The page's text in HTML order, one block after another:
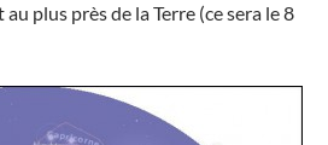
plus près de la Terre (ce sera le 8